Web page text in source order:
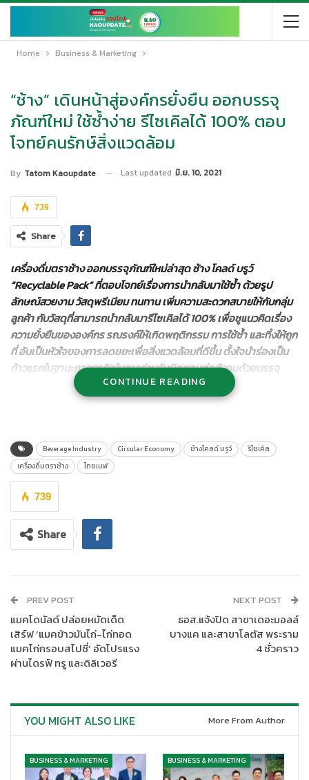
Home Business & Marketing
“ช้าง” เดินหน้าสู่องค์กรยั่งยืน ออกบรรจุ
ภัณฑ์ใหม่ ใช้ซ้ำง่าย รีไซเคิลได้ 100% ตอบ
โจทย์คนรักษ์สิ่งแวดล้อม
By Tatom Kaoupdate Last updated มิ.ย. 10, 2021
739
Share
เครื่องดื่มตราช้าง ออกบรรจุภัณฑ์ใหม่ล่าสุด ช้าง โคลด์ บรูว์
“Recyclable Pack” ที่ตอบโจทย์เรื่องการนำกลับมาใช้ซ้ำ ด้วยรูป
ลักษณ์สวยงาม วัสดุพรีเมียม ทนทาน เพิ่มความสะดวกสบายให้กับกลุ่ม
ลูกค้า กับวัสดุที่สามารถนำกลับมารีไซเคิลได้ 100% เพื่อชูแนวคิดเรื่อง
ความยั่งยืนขององค์กร รณรงค์ให้เกิดพฤติกรรม การใช้ซ้ำ และทิ้งให้ถูก
ที่ อันเป็นหัวใจของการลดขยะเพื่อสิ่งแวดล้อมที่ดีขึ้น ตั้งใจนำร่องเป็น
ก้าวแรกในฐานะภาคธุรกิจในการร่วมรับผิดชอบต่อสังคมด้วยบรรจุ
ภัณฑ์ใหม่ ที่จะทำให้การรีไซเคิลเป็นเรื่องใกล้ตัว
สังคม โดยยึดหลักแนวคิดเรื่องการพัฒนาที่ยั่งยืนตามแนวทางของ
“ไทยเบฟ” ทั้งด้านสิ่งแวดล้อม สังคม และเศรษฐกิจ พร้อมดำเนินการ
อย่างเป็นรูปธรรมผ่านแนวทางหลัก ดังกล่าว ได้แก่
การบริหารจัดการบรรจุภัณฑ์:
และการใช้ทรัพยากรอย่างมีประสิทธิภาพสูงสุด โดยไทยเบฟ และ
บริษัทในเครือ จะใช้การใช้หลัก 3Rs ได้แก่ Reduce การลดการใช้
กลับมาใช้ซ้ำ โดยนำบรรจุภัณฑ์หลังการบริโภคกลับมาใช้ซ้ำใน
กระบวนการผลิต เช่น ขวดแก้ว ซึ่งในปีนี้ได้ตั้งเป้าไว้ 80% ของยอด
ขายทั้งหมดที่จะนำกลับมาใช้ให้ได้มากที่สุด และ Recycle การนำบรรจุ
ภัณฑ์หลังการบริโภคกลับมาใช้ใหม่ โดยนำมาเป็นวัตถุดิบในการผลิต
อาทิ ขวดแก้ว นำมาบดแล้วนำกลับมาใช้ใหม่, ขวดพลาสติกใส (ขวด
ผ้า
CONTINUE READING
Beverage Industry Circular Economy ช้างโคลด์ บรูว์
รีไซเคิล
เครื่องดื่มตราช้าง
ไทยเบฟ
739
Share
PREV POST
แมคโดนัลด์ ปล่อยหมัดเด็ด
เสิร์ฟ ‘แมคข้าวมันไก่-ไก่ทอด
แมคไก่กรอบสไปซี่’ อัดโปรแรง
ผ่านไดรฟ์ ทรู และดิลิเวอรี
NEXT POST
ธอส.แจ้งปิด สาขาเดอะมอลล์
บางแค และสาขาโลตัส พระราม
4 ชั่วคราว
YOU MIGHT ALSO LIKE More From Author
BUSINESS & MARKETING BUSINESS & MARKETING